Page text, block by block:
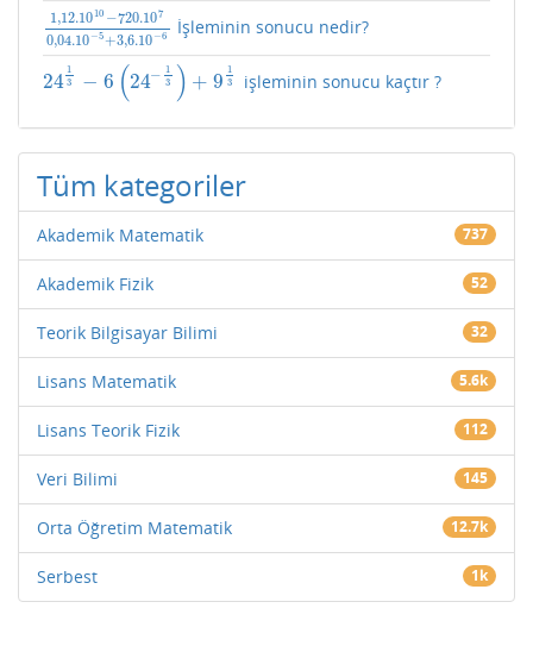
1,12.10 10 −720.107
0,04.10 −5+3,6.10 −6
1,12.1010−720.1070,04.10− 5+3,6.10 −6
İşleminin sonucu nedir?
24
1
3
− 6 (24− 1
3
) + 9
1
3
2413 −6 (24−13)+9 1 3 işleminin sonucu kaçtır ?
Tüm kategoriler
Akademik Matematik 737
Akademik Fizik 52
Teorik Bilgisayar Bilimi 32
Lisans Matematik 5.6k
Lisans Teorik Fizik 112
Veri Bilimi 145
Orta Öğretim Matematik 12.7k
Serbest 1k